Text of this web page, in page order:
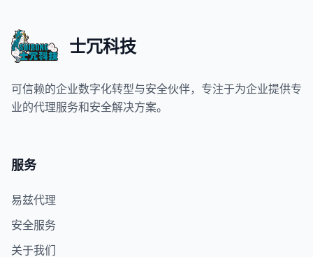
士冗科技
可信赖的企业数字化转型与安全伙伴，专注于为企业提供专
业的代理服务和安全解决方案。
服务
易兹代理
安全服务
关于我们